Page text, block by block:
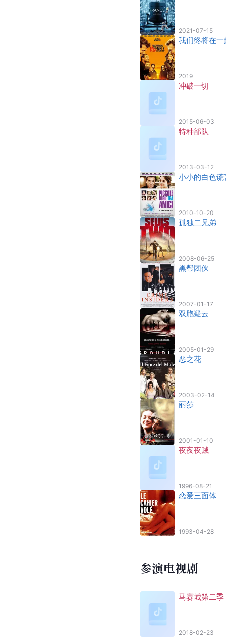
2021-07-15
我们终将在一
2019
冲破一切
2015-06-03
特种部队
2013-03-12
小小的白色谎
2010-10-20
孤独二兄弟
2008-06-25
黑帮团伙
2007-01-17
双胞疑云
2005-01-29
恶之花
2003-02-14
丽莎
2001-01-10
夜夜夜贼
1996-08-21
恋爱三面体
1993-04-28
参演电视剧
马赛城第二季
2018-02-23